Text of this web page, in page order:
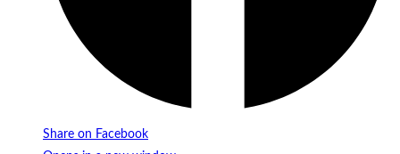
Share on Facebook